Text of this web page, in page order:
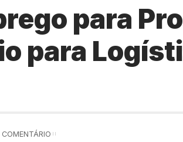
para
para